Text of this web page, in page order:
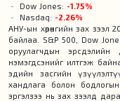
Dow Jones: -1.75%
Nasdaq: -2.26%
АНУ-ын хөрөнгийн зах зээл
байлаа. S&P 500, Dow
оруулагчдын
нэмэгдсэнийг илтгэж
эдийн засгийн
хандлага болон
эргэлзээ нь зах зээлд